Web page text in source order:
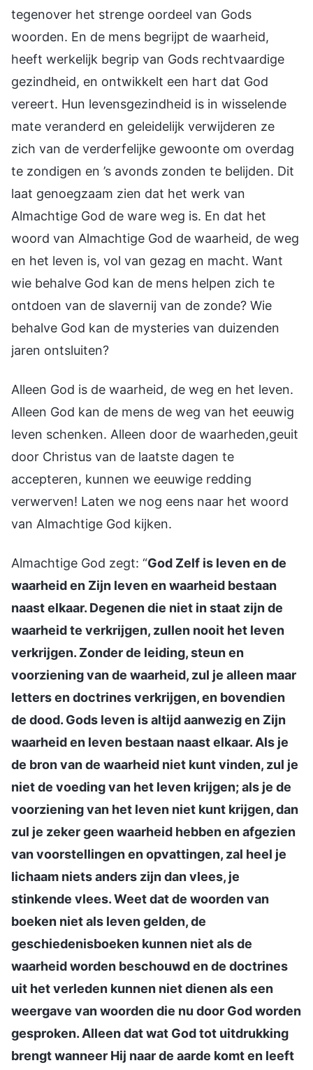
tegenover het strenge oordeel van Gods
woorden. En de mens begrijpt de waarheid,
heeft werkelijk begrip van Gods rechtvaardige
gezindheid, en ontwikkelt een hart dat God
vereert. Hun levensgezindheid is in wisselende
mate veranderd en geleidelijk verwijderen ze
zich van de verderfelijke gewoonte om overdag
te zondigen en ’s avonds zonden te belijden. Dit
laat genoegzaam zien dat het werk van
Almachtige God de ware weg is. En dat het
woord van Almachtige God de waarheid, de weg
en het leven is, vol van gezag en macht. Want
wie behalve God kan de mens helpen zich te
ontdoen van de slavernij van de zonde? Wie
behalve God kan de mysteries van duizenden
jaren ontsluiten?
Alleen God is de waarheid, de weg en het leven.
Alleen God kan de mens de weg van het eeuwig
leven schenken. Alleen door de waarheden,geuit
door Christus van de laatste dagen te
accepteren, kunnen we eeuwige redding
verwerven! Laten we nog eens naar het woord
van Almachtige God kijken.
Almachtige God zegt: “God Zelf is leven en de
waarheid en Zijn leven en waarheid bestaan
naast elkaar. Degenen die niet in staat zijn de
waarheid te verkrijgen, zullen nooit het leven
verkrijgen. Zonder de leiding, steun en
voorziening van de waarheid, zul je alleen maar
letters en doctrines verkrijgen, en bovendien
de dood. Gods leven is altijd aanwezig en Zijn
waarheid en leven bestaan naast elkaar. Als je
de bron van de waarheid niet kunt vinden, zul je
niet de voeding van het leven krijgen; als je de
voorziening van het leven niet kunt krijgen, dan
zul je zeker geen waarheid hebben en afgezien
van voorstellingen en opvattingen, zal heel je
lichaam niets anders zijn dan vlees, je
stinkende vlees. Weet dat de woorden van
boeken niet als leven gelden, de
geschiedenisboeken kunnen niet als de
waarheid worden beschouwd en de doctrines
uit het verleden kunnen niet dienen als een
weergave van woorden die nu door God worden
gesproken. Alleen dat wat God tot uitdrukking
brengt wanneer Hij naar de aarde komt en leeft